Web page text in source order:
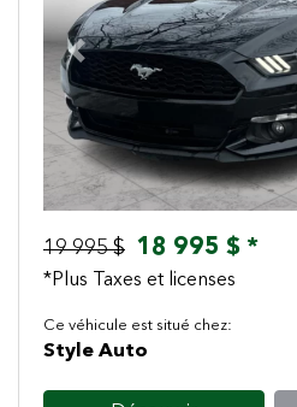
Previous
19 995 $ 18 995 $ *
*Plus Taxes et licenses
Ce véhicule est situé chez:
Style Auto